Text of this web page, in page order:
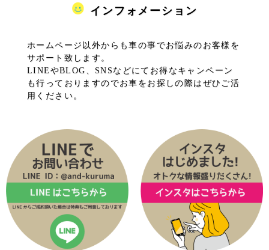
インフォメーション
ホームページ以外からも車の事でお悩みのお客様を
サポート致します。
LINEやBLOG、SNSなどにてお得なキャンペーン
も行っておりますのでお車をお探しの際はぜひご活
用ください。